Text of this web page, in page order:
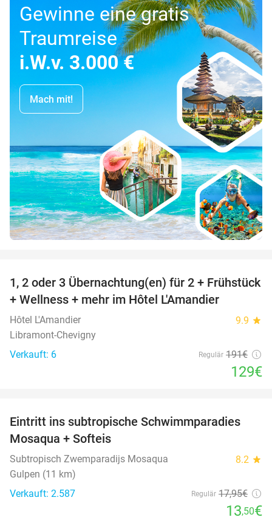
Gewinne eine gratis
Traumreise
i.W.v. 3.000 €
Mach mit!
32%
TODAY
1, 2 oder 3 Übernachtung(en) für 2 + Frühstück
+ Wellness + mehr im Hôtel L'Amandier
Hôtel L'Amandier 9.9 star
Libramont-Chevigny
Verkauft: 6
Regulär 191€
129€
25%
Eintritt ins subtropische Schwimmparadies
Mosaqua + Softeis
Subtropisch Zwemparadijs Mosaqua 8.2 star
Gulpen (11 km)
Verkauft: 2.587
Regulär 17,95€
13,50€